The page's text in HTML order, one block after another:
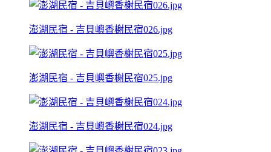
澎湖民宿 - 吉貝嶼香榭民宿026.jpg
澎湖民宿 - 吉貝嶼香榭民宿025.jpg
澎湖民宿 - 吉貝嶼香榭民宿024.jpg